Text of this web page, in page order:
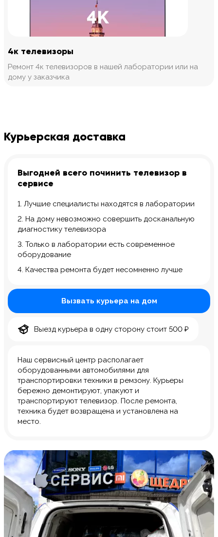
4к телевизоры
Ремонт 4к телевизоров в нашей лаборатории или на
дому у заказчика
Курьерская доставка
Выгодней всего починить телевизор в
сервисе
1. Лучшие специалисты находятся в лаборатории
2. На дому невозможно совершить досканальную
диагностику телевизора
3. Только в лаборатории есть современное
оборудование
4. Качества ремонта будет несомненно лучше
Наш сервисный центр располагает
оборудованными автомобилями для
транспортировки техники в ремзону. Курьеры
бережно демонтируют, упакуют и
транспортируют телевизор. После ремонта,
техника будет возвращена и установлена на
место.
Вызвать курьера на дом
Выезд курьера в одну сторону стоит 500 ₽